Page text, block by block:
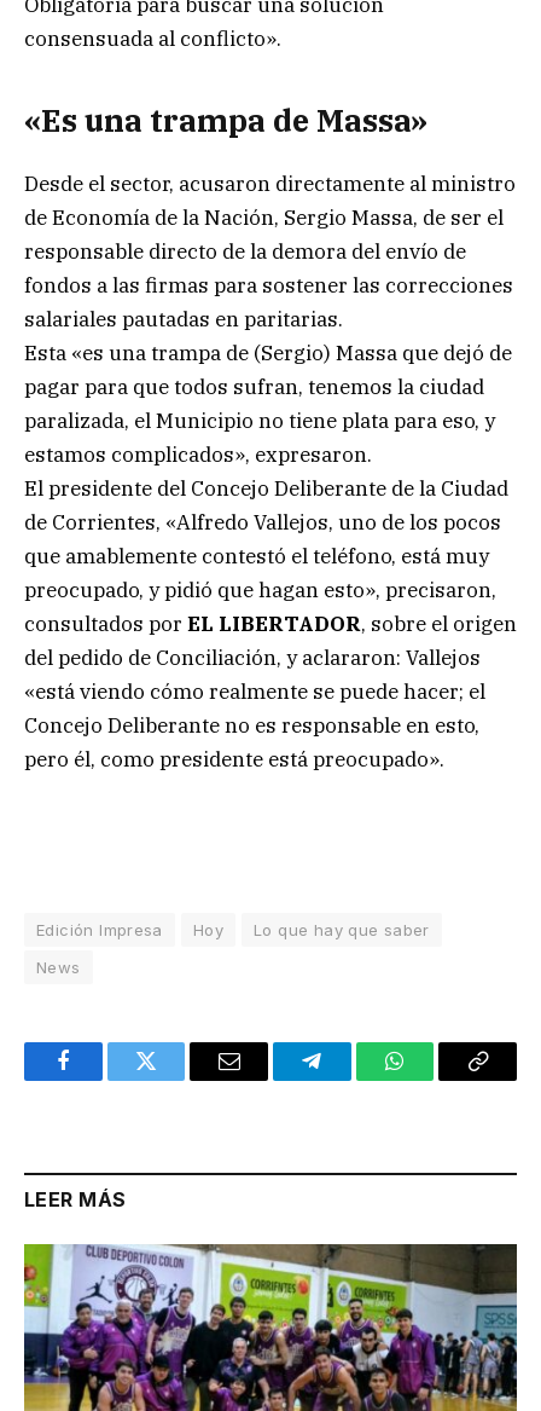
consensuada al conflicto».
«Es una trampa de Massa»
Desde el sector, acusaron directamente al ministro
de Economía de la Nación, Sergio Massa, de ser el
responsable directo de la demora del envío de
fondos a las firmas para sostener las correcciones
salariales pautadas en paritarias.
Esta «es una trampa de (Sergio) Massa que dejó de
pagar para que todos sufran, tenemos la ciudad
paralizada, el Municipio no tiene plata para eso, y
estamos complicados», expresaron.
El presidente del Concejo Deliberante de la Ciudad
de Corrientes, «Alfredo Vallejos, uno de los pocos
que amablemente contestó el teléfono, está muy
preocupado, y pidió que hagan esto», precisaron,
consultados por EL LIBERTADOR, sobre el origen
del pedido de Conciliación, y aclararon: Vallejos
«está viendo cómo realmente se puede hacer; el
Concejo Deliberante no es responsable en esto,
pero él, como presidente está preocupado».
Edición Impresa Hoy
Lo que hay que saber
News
FacebookTwitter Email TelegramWhatsAppCopy
LEER MÁS